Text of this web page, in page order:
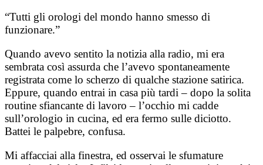
“Tutti gli orologi del mondo hanno smesso di
funzionare.”
Quando avevo sentito la notizia alla radio, mi era
sembrata così assurda che l’avevo spontaneamente
registrata come lo scherzo di qualche stazione satirica.
Eppure, quando entrai in casa più tardi – dopo la solita
routine sfiancante di lavoro – l’occhio mi cadde
sull’orologio in cucina, ed era fermo sulle diciotto.
Battei le palpebre, confusa.
Mi affacciai alla finestra, ed osservai le sfumature